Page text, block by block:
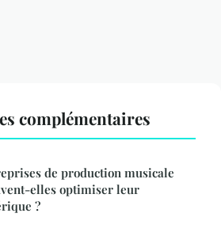
complémentaires
de production musicale
elles optimiser leur
?